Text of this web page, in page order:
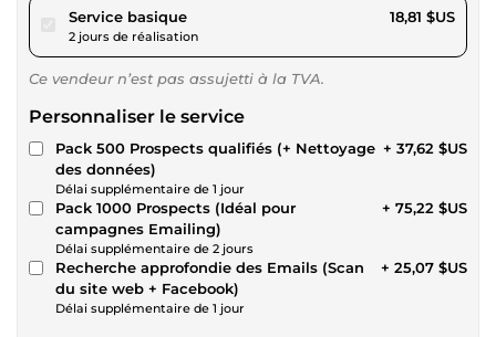
Service basiquepour 17,33 $US
2 jours de réalisation
18,81 $US
Ce vendeur n’est pas assujetti à la TVA.
Personnaliser le service
Pack 500 Prospects qualifiés (+ Nettoyage
des données)
Délai supplémentaire de 1 jour
+ 37,62 $US
Pack 1000 Prospects (Idéal pour
campagnes Emailing)
Délai supplémentaire de 2 jours
+ 75,22 $US
Recherche approfondie des Emails (Scan
du site web + Facebook)
Délai supplémentaire de 1 jour
+ 25,07 $US